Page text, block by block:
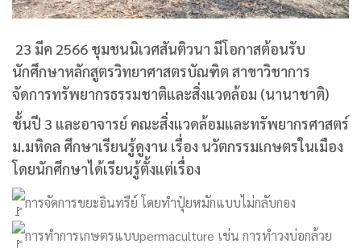
23 มีค 2566 ชุมชนนิเวศสันติวนา มีโอกาสต้อนรับ
นักศึกษาหลักสูตรวิทยาศาสตรบัณฑิต สาขาวิชาการ
จัดการทรัพยากรธรรมชาติและสิ่งแวดล้อม (นานาชาติ)
ชั้นปี 3 และอาจารย์ คณะสิ่งแวดล้อมและทรัพยากรศาสตร์
ม.มหิดล ศึกษาเรียนรู้ดูงาน เรื่อง นวัตกรรมเกษตรในเมือง
โดยนักศึกษาได้เรียนรู้ตั้งแต่เรื่อง
การจัดการขยะอินทรีย์ โดยทำปุ๋ยหมักแบบไม่กลับกอง
การทำการเกษตรแบบpermaculture เช่น การทำวงบ่อกล้วย